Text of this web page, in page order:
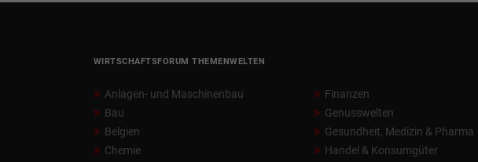
WIRTSCHAFTSFORUM THEMENWELTEN
Anlagen- und Maschinenbau
Bau
Belgien
Chemie
Finanzen
Genusswelten
Gesundheit, Medizin & Pharma
Handel & Konsumgüter